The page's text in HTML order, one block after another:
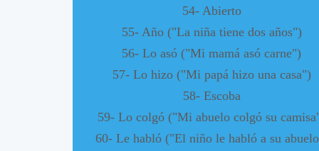
54- Abierto
55- Año ("La niña tiene dos años")
56- Lo asó ("Mi mamá asó carne")
57- Lo hizo ("Mi papá hizo una casa")
58- Escoba
59- Lo colgó ("Mi abuelo colgó su
60- Le habló ("El niño le habló a su